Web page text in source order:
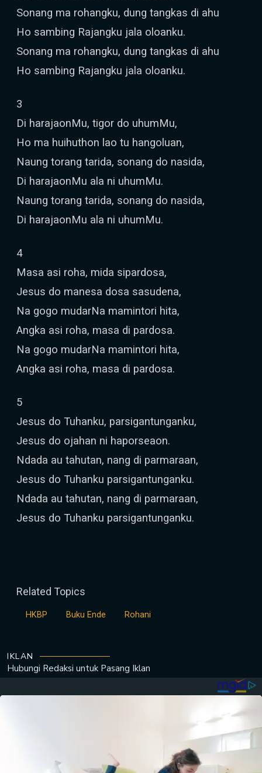
Sonang ma rohangku, dung tangkas di ahu
Ho sambing Rajangku jala oloanku.
Sonang ma rohangku, dung tangkas di ahu
Ho sambing Rajangku jala oloanku.
3
Di harajaonMu, tigor do uhumMu,
Ho ma huihuthon lao tu hangoluan,
Naung torang tarida, sonang do nasida,
Di harajaonMu ala ni uhumMu.
Naung torang tarida, sonang do nasida,
Di harajaonMu ala ni uhumMu.
4
Masa asi roha, mida sipardosa,
Jesus do manesa dosa sasudena,
Na gogo mudarNa mamintori hita,
Angka asi roha, masa di pardosa.
Na gogo mudarNa mamintori hita,
Angka asi roha, masa di pardosa.
5
Jesus do Tuhanku, parsigantunganku,
Jesus do ojahan ni haporseaon.
Ndada au tahutan, nang di parmaraan,
Jesus do Tuhanku parsigantunganku.
Ndada au tahutan, nang di parmaraan,
Jesus do Tuhanku parsigantunganku.
Related Topics
HKBP Buku Ende Rohani
IKLAN
Hubungi Redaksi untuk Pasang Iklan